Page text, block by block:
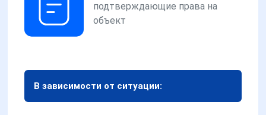
подтверждающие права на
объект
В зависимости от ситуации: